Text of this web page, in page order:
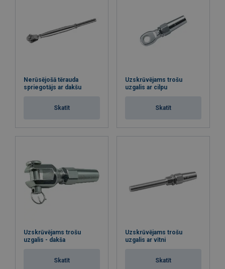
Nerūsējošā tērauda
spriegotājs ar dakšu
Skatīt
Uzskrūvējams trošu
uzgalis ar cilpu
Skatīt
Uzskrūvējams trošu
uzgalis - dakša
Skatīt
Uzskrūvējams trošu
uzgalis ar vītni
Skatīt